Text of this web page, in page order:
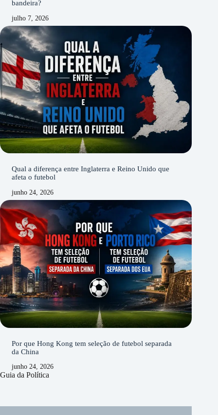
bandeira?
julho 7, 2026
Qual a diferença entre Inglaterra e Reino Unido que
afeta o futebol
junho 24, 2026
Por que Hong Kong tem seleção de futebol separada
da China
junho 24, 2026
Guia da Política